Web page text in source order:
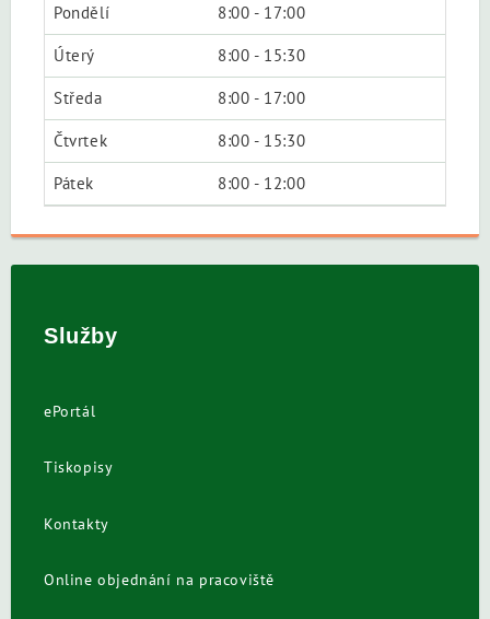
Pondělí 8:00 - 17:00
Úterý 8:00 - 15:30
Středa 8:00 - 17:00
Čtvrtek 8:00 - 15:30
Pátek 8:00 - 12:00
Služby
ePortál
Tiskopisy
Kontakty
Online objednání na pracoviště